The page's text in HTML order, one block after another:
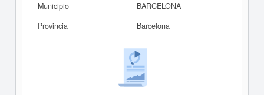
Municipio
BARCELONA
Provincia
Barcelona